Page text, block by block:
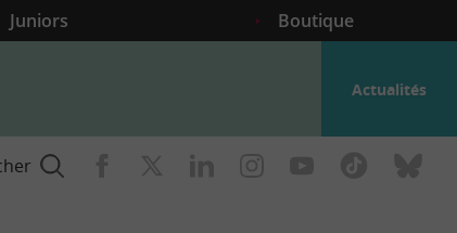
Juniors Boutique
Actualités